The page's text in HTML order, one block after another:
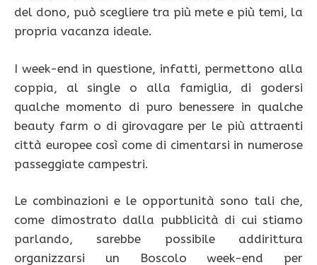
del dono, può scegliere tra più mete e più temi, la
propria vacanza ideale.
I week-end in questione, infatti, permettono alla
coppia, al single o alla famiglia, di godersi
qualche momento di puro benessere in qualche
beauty farm o di girovagare per le più attraenti
città europee così come di cimentarsi in numerose
passeggiate campestri.
Le combinazioni e le opportunità sono tali che,
come dimostrato dalla pubblicità di cui stiamo
parlando, sarebbe possibile addirittura
organizzarsi un Boscolo week-end per